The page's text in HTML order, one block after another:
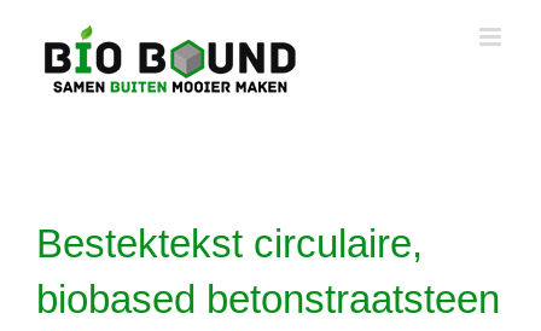
inhoud
Bestektekst circulaire,
biobased betonstraatsteen